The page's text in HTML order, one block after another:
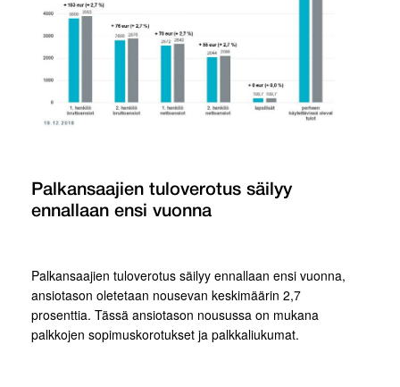
Palkansaajien tuloverotus säilyy
ennallaan ensi vuonna
Palkansaajien tuloverotus säilyy ennallaan ensi vuonna,
ansiotason oletetaan nousevan keskimäärin 2,7
prosenttia. Tässä ansiotason nousussa on mukana
palkkojen sopimuskorotukset ja palkkaliukumat.